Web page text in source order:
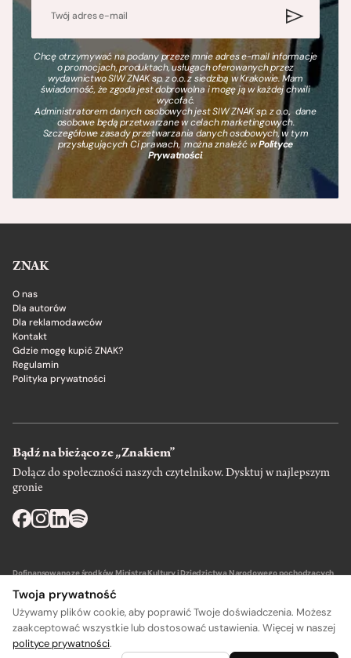
Chcę otrzymywać na podany przeze mnie adres e-mail informacje
o promocjach, produktach, usługach oferowanych przez
wydawnictwo SIW ZNAK sp. z o.o. z siedzibą w Krakowie. Mam
świadomość, że zgoda jest dobrowolna i mogę ją w każdej chwili
wycofać.
Administratorem danych osobowych jest SIW ZNAK sp. z o.o., dane
osobowe będą przetwarzane w celach marketingowych.
Szczegółowe zasady przetwarzania danych osobowych, w tym
przysługujących Ci prawach, można znaleźć wPolityce
Prywatności.
ZNAK
O nas
Dla autorów
Dla reklamodawców
Kontakt
Gdzie mogę kupić ZNAK?
Regulamin
Polityka prywatności
Bądź na bieżąco ze „Znakiem”
Dołącz do społeczności naszych czytelnikow. Dysktuj w najlepszym
gronie
Dofinansowano ze środków Ministra Kultury i Dziedzictwa Narodowego pochodzących
Twoja prywatność
Używamy plików cookie, aby poprawić Twoje doświadczenia. Możesz
zaakceptować wszystkie lub dostosować ustawienia. Więcej w naszej
polityce prywatności.